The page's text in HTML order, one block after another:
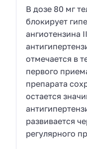
В дозе 80 мг
блокирует
ангиотензина
отмечается в
первого
препарата
остается
развивается
регулярного